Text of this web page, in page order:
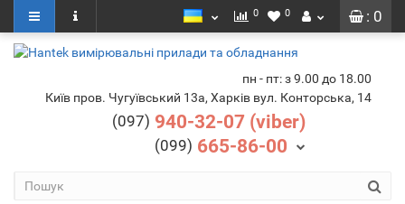
: 0
0 0
пн - пт: з 9.00 до 18.00
Київ пров. Чугуївський 13а, Харків вул. Конторська, 14
(097) 940-32-07 (viber)
(099) 665-86-00